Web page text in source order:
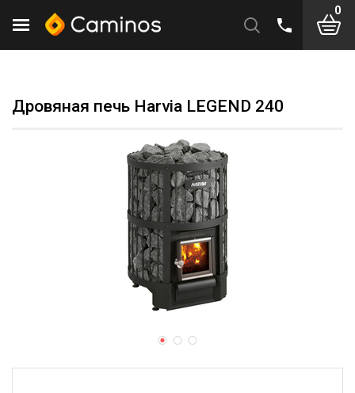
0
Дровяная печь Harvia LEGEND 240